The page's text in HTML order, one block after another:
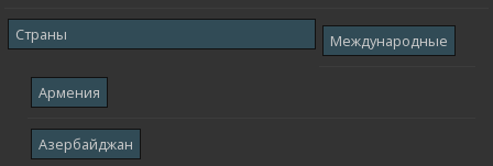
Страны Международные
Армения
Азербайджан